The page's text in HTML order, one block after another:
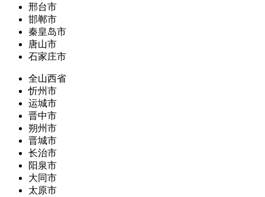
邢台市
邯郸市
秦皇岛市
唐山市
石家庄市
全山西省
忻州市
运城市
晋中市
朔州市
晋城市
长治市
阳泉市
大同市
太原市